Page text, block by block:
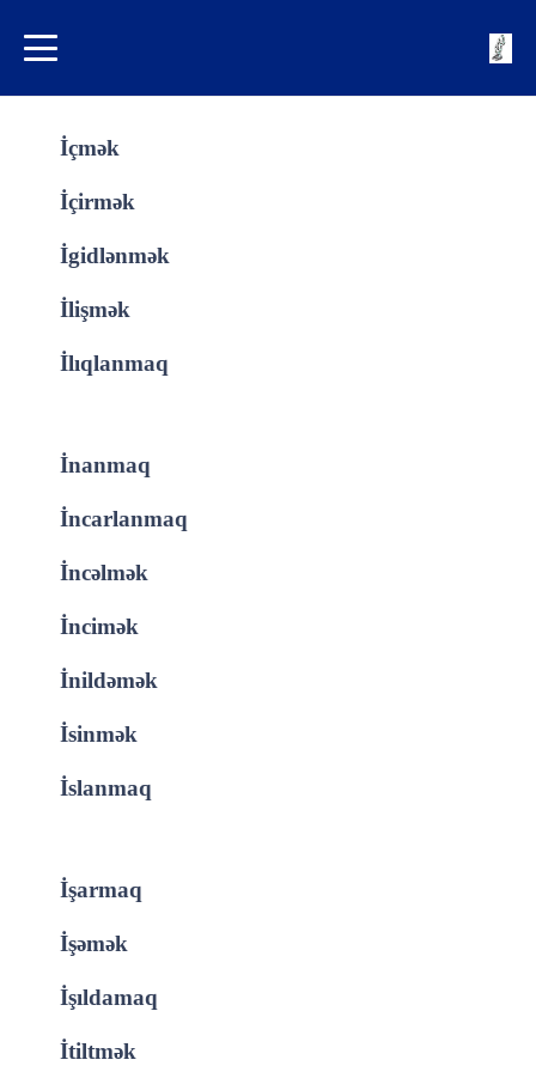
İçmək
İçirmək
İgidlənmək
İlişmək
İlıqlanmaq
İnanmaq
İncarlanmaq
İncəlmək
İncimək
İnildəmək
İsinmək
İslanmaq
İşarmaq
İşəmək
İşıldamaq
İtiltmək